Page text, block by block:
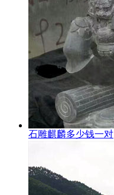
石雕麒麟多少钱一对